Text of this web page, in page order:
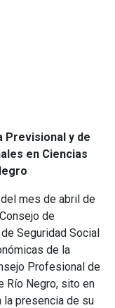
Previsional y de
en Ciencias
mes de abril de
de
Seguridad Social
de la
Profesional de
Río Negro, sito en
la presencia de su